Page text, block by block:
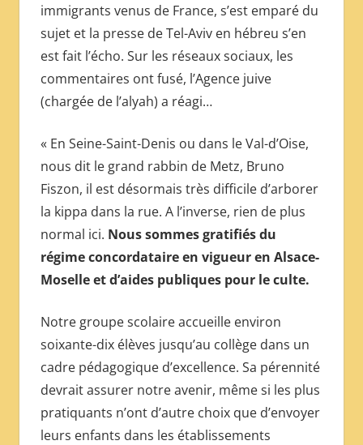
immigrants venus de France, s’est emparé du
sujet et la presse de Tel-Aviv en hébreu s’en
est fait l’écho. Sur les réseaux sociaux, les
commentaires ont fusé, l’Agence juive
(chargée de l’alyah) a réagi…
« En Seine-Saint-Denis ou dans le Val-d’Oise,
nous dit le grand rabbin de Metz, Bruno
Fiszon, il est désormais très difficile d’arborer
la kippa dans la rue. A l’inverse, rien de plus
normal ici. Nous sommes gratifiés du
régime concordataire en vigueur en Alsace-
Moselle et d’aides publiques pour le culte.
Notre groupe scolaire accueille environ
soixante-dix élèves jusqu’au collège dans un
cadre pédagogique d’excellence. Sa pérennité
devrait assurer notre avenir, même si les plus
pratiquants n’ont d’autre choix que d’envoyer
leurs enfants dans les établissements